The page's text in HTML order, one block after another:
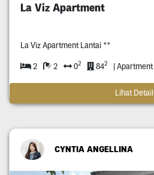
La Viz Apartment
La Viz Apartment Lantai **
2 2 02 842 | Apartment
Lihat Detail
CYNTIA ANGELLINA